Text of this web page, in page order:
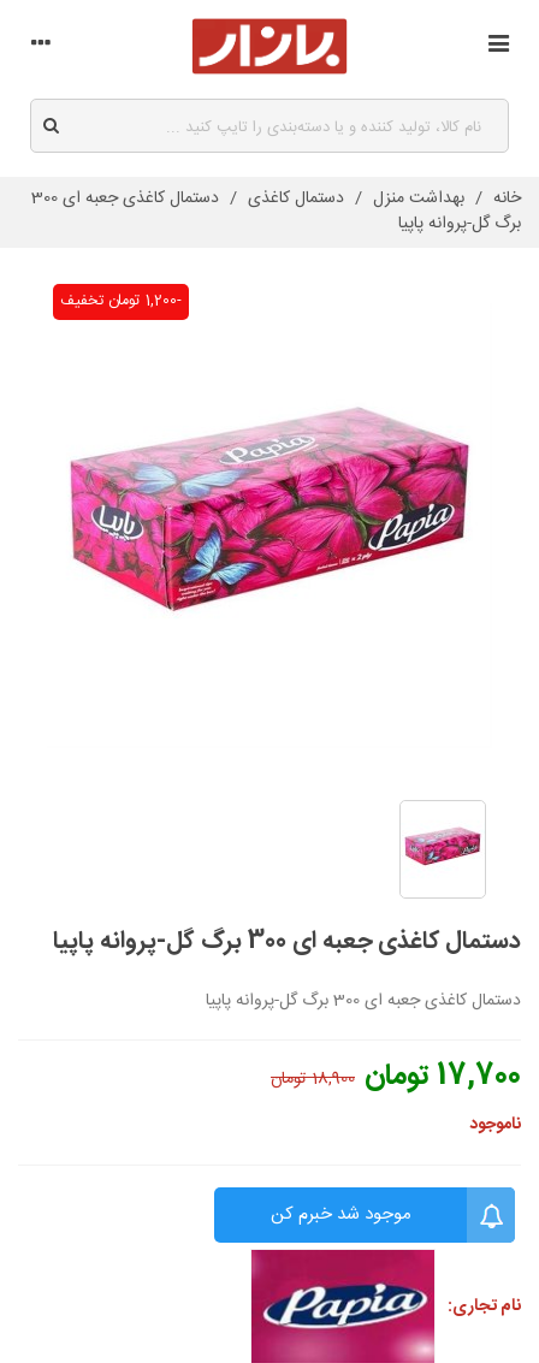
خانه / بهداشت منزل / دستمال کاغذی /
دستمال کاغذی جعبه ای 300
برگ گل-پروانه پاپیا
تخفیف -1,200 تومان
دستمال کاغذی جعبه ای 300 برگ گل-پروانه پاپیا
دستمال کاغذی جعبه ای 300 برگ گل-پروانه پاپیا
17,700 تومان
18,900 تومان
ناموجود
موجود شد خبرم کن
نام تجاری: